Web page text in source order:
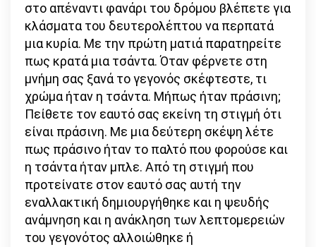
στο απέναντι φανάρι του δρόμου βλέπετε για
κλάσματα του δευτερολέπτου να περπατά
μια κυρία. Με την πρώτη ματιά παρατηρείτε
πως κρατά μια τσάντα. Όταν φέρνετε στη
μνήμη σας ξανά το γεγονός σκέφτεστε, τι
χρώμα ήταν η τσάντα. Μήπως ήταν πράσινη;
Πείθετε τον εαυτό σας εκείνη τη στιγμή ότι
είναι πράσινη. Με μια δεύτερη σκέψη λέτε
πως πράσινο ήταν το παλτό που φορούσε και
η τσάντα ήταν μπλε. Από τη στιγμή που
προτείνατε στον εαυτό σας αυτή την
εναλλακτική δημιουργήθηκε και η ψευδής
ανάμνηση και η ανάκληση των λεπτομερειών
του γεγονότος αλλοιώθηκε ή